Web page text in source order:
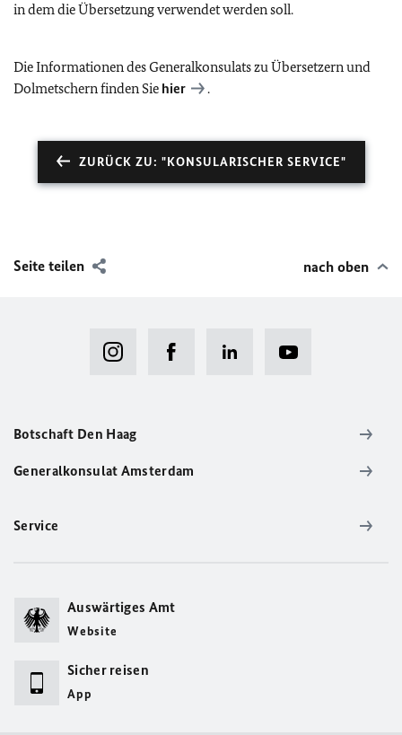
in dem die Übersetzung verwendet werden soll.
Die Informationen des Generalkonsulats zu Übersetzern und
Dolmetschern finden Sie hier .
ZURÜCK ZU: "KONSULARISCHER SERVICE"
Seite teilen nach oben
Botschaft Den Haag
Generalkonsulat Amsterdam
Service
Auswärtiges Amt
Website
Sicher reisen
App